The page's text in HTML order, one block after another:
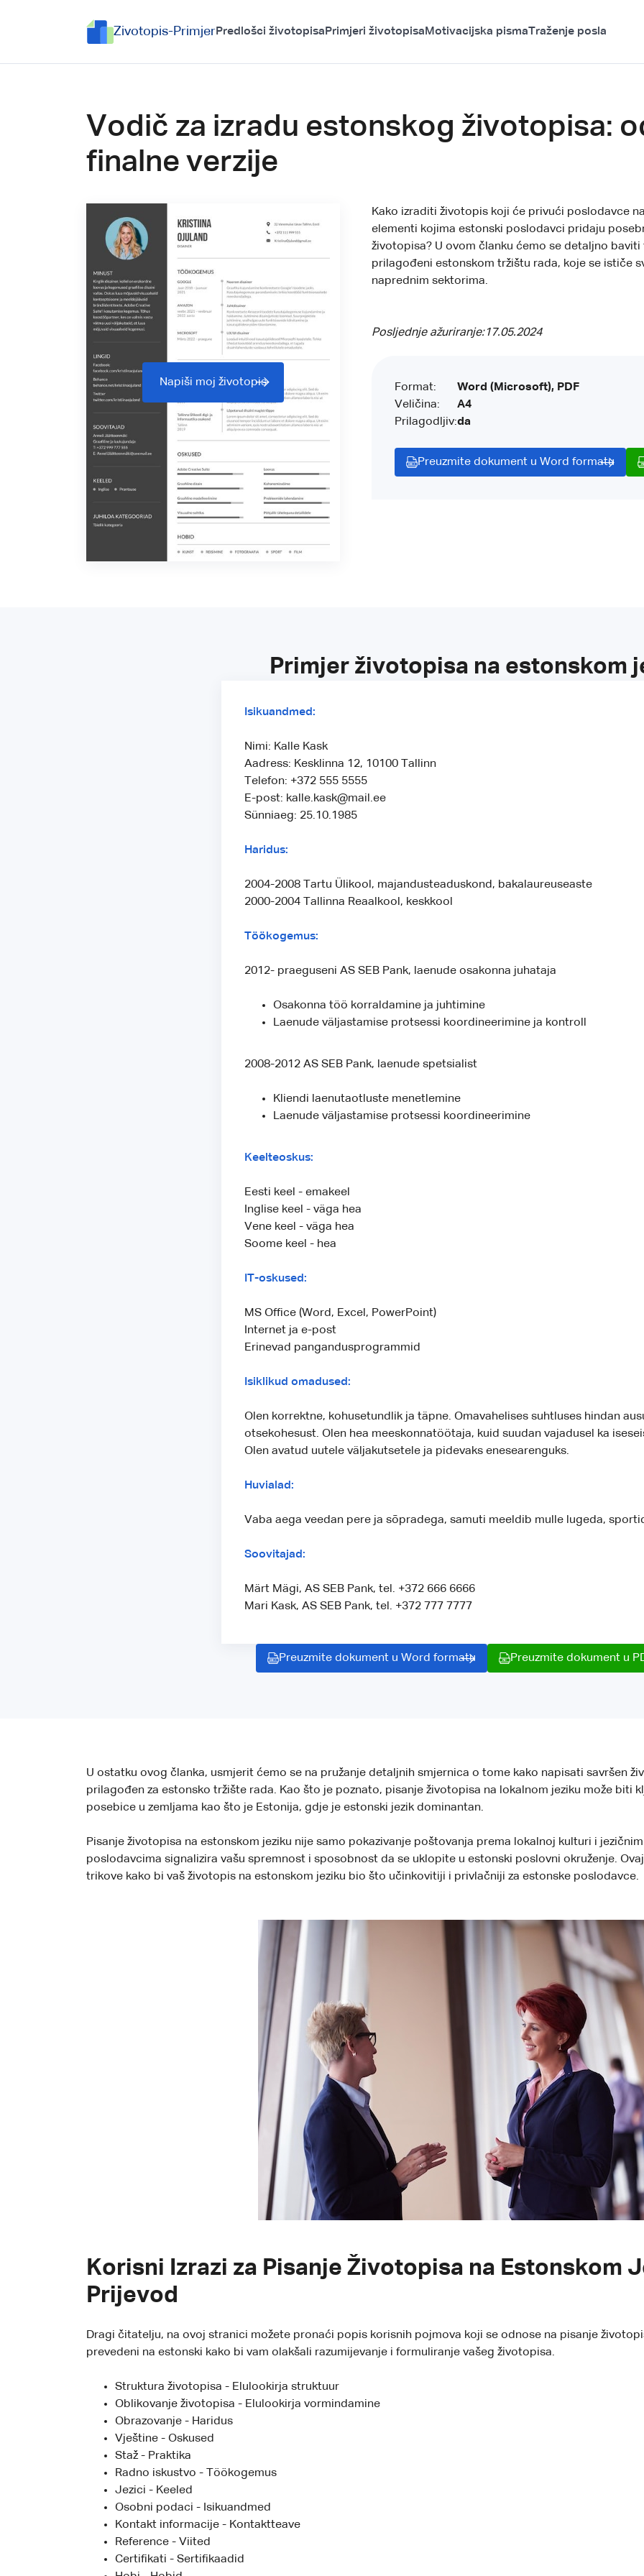
Zivotopis-PrimjerPredlošci životopisa Primjeri životopisa Motivacijska pismaTraženje posla
Vodič za izradu estonskog životopisa:
finalne verzije
Napiši moj životopis
Kako izraditi životopis koji će privući poslodavce
elementi kojima estonski poslodavci pridaju
životopisa? U ovom članku ćemo se detaljno
prilagođeni estonskom tržištu rada, koje se ističe
naprednim sektorima.
Posljednje ažuriranje:17.05.2024
Format:
Veličina:
Prilagodljiv:
Word (Microsoft), PDF
A4
da
Preuzmite dokument u Word formatu
Primjer životopisa na estonskom
Isikuandmed:
Nimi: Kalle Kask
Aadress: Kesklinna 12, 10100 Tallinn
Telefon: +372 555 5555
E-post: kalle.kask@mail.ee
Sünniaeg: 25.10.1985
Haridus:
2004-2008 Tartu Ülikool, majandusteaduskond, bakalaureuseaste
2000-2004 Tallinna Reaalkool, keskkool
Töökogemus:
2012- praeguseni AS SEB Pank, laenude osakonna juhataja
Osakonna töö korraldamine ja juhtimine
Laenude väljastamise protsessi koordineerimine ja kontroll
2008-2012 AS SEB Pank, laenude spetsialist
Kliendi laenutaotluste menetlemine
Laenude väljastamise protsessi koordineerimine
Keelteoskus:
Eesti keel - emakeel
Inglise keel - väga hea
Vene keel - väga hea
Soome keel - hea
IT-oskused:
MS Office (Word, Excel, PowerPoint)
Internet ja e-post
Erinevad pangandusprogrammid
Isiklikud omadused:
Olen korrektne, kohusetundlik ja täpne. Omavahelises suhtluses hindan
otsekohesust. Olen hea meeskonnatöötaja, kuid suudan vajadusel ka
Olen avatud uutele väljakutsetele ja pidevaks enesearenguks.
Huvialad:
Vaba aega veedan pere ja sõpradega, samuti meeldib mulle lugeda,
Soovitajad:
Märt Mägi, AS SEB Pank, tel. +372 666 6666
Mari Kask, AS SEB Pank, tel. +372 777 7777
Preuzmite dokument u Word formatu Preuzmite dokument u
U ostatku ovog članka, usmjerit ćemo se na pružanje detaljnih smjernica o tome kako napisati savršen
prilagođen za estonsko tržište rada. Kao što je poznato, pisanje životopisa na lokalnom jeziku može biti
posebice u zemljama kao što je Estonija, gdje je estonski jezik dominantan.
Pisanje životopisa na estonskom jeziku nije samo pokazivanje poštovanja prema lokalnoj kulturi i
poslodavcima signalizira vašu spremnost i sposobnost da se uklopite u estonski poslovni okruženje.
trikove kako bi vaš životopis na estonskom jeziku bio što učinkovitiji i privlačniji za estonske poslodavce.
Korisni Izrazi za Pisanje Životopisa na Estonskom
Prijevod
Dragi čitatelju, na ovoj stranici možete pronaći popis korisnih pojmova koji se odnose na pisanje
prevedeni na estonski kako bi vam olakšali razumijevanje i formuliranje vašeg životopisa.
Struktura životopisa - Elulookirja struktuur
Oblikovanje životopisa - Elulookirja vormindamine
Obrazovanje - Haridus
Vještine - Oskused
Staž - Praktika
Radno iskustvo - Töökogemus
Jezici - Keeled
Osobni podaci - Isikuandmed
Kontakt informacije - Kontaktteave
Reference - Viited
Certifikati - Sertifikaadid